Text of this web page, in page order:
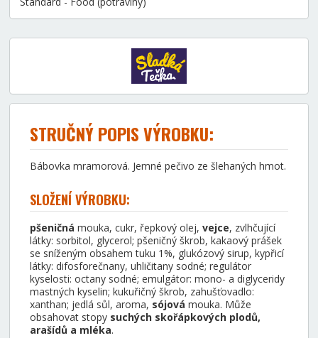
STRUČNÝ POPIS VÝROBKU:
Bábovka mramorová. Jemné pečivo ze šlehaných hmot.
SLOŽENÍ VÝROBKU:
pšeničná mouka, cukr, řepkový olej, vejce, zvlhčující
látky: sorbitol, glycerol; pšeničný škrob, kakaový prášek
se sníženým obsahem tuku 1%, glukózový sirup, kypřicí
látky: difosforečnany, uhličitany sodné; regulátor
kyselosti: octany sodné; emulgátor: mono- a diglyceridy
mastných kyselin; kukuřičný škrob, zahušťovadlo:
xanthan; jedlá sůl, aroma, sójová mouka. Může
obsahovat stopy suchých skořápkových plodů,
arašídů a mléka.